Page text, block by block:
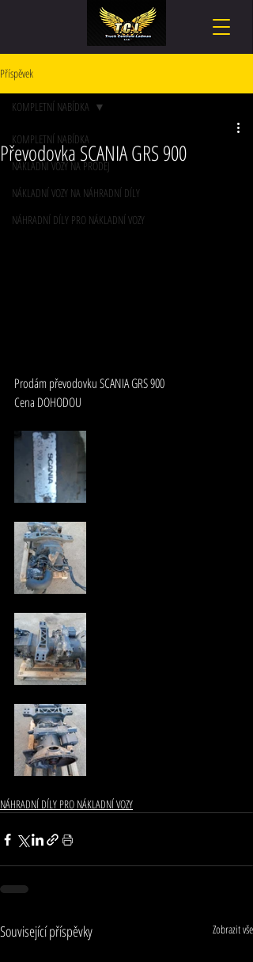
Příspěvek
KOMPLETNÍ NABÍDKA
NÁKLADNÍ VOZY NA PRODEJ
NÁKLADNÍ VOZY NA NÁHRADNÍ DÍLY
NÁHRADNÍ DÍLY PRO NÁKLADNÍ VOZY
KOMPLETNÍ NABÍDKA
Převodovka SCANIA GRS 900
Prodám převodovku SCANIA GRS 900
Cena DOHODOU
NÁHRADNÍ DÍLY PRO NÁKLADNÍ VOZY
Související příspěvky Zobrazit vše